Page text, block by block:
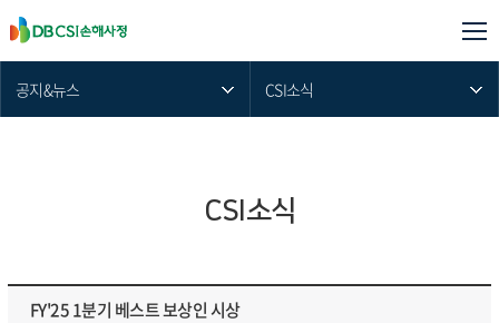
공지&뉴스 CSI소식
CSI소식
FY'25 1분기 베스트 보상인 시상